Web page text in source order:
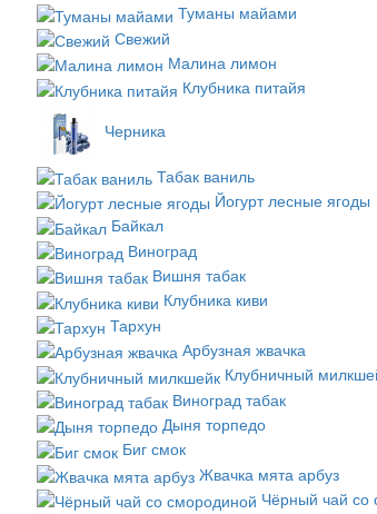
Туманы майами
Свежий
Малина лимон
Клубника питайя
Черника
Табак ваниль
Йогурт лесные ягоды
Байкал
Виноград
Вишня табак
Клубника киви
Тархун
Арбузная жвачка
Клубничный
Виноград табак
Дыня торпедо
Биг смок
Жвачка мята арбуз
Чёрный чай со